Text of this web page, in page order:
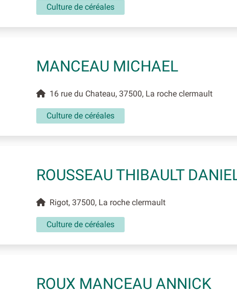
Culture de céréales
MANCEAU MICHAEL
16 rue du Chateau, 37500, La roche clermault
Culture de céréales
ROUSSEAU THIBAULT
Rigot, 37500, La roche clermault
Culture de céréales
ROUX MANCEAU ANNICK